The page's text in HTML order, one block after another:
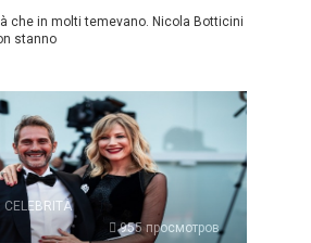
che in molti temevano. Nicola Botticini
stanno
CELEBRITÀ
955 просмотров